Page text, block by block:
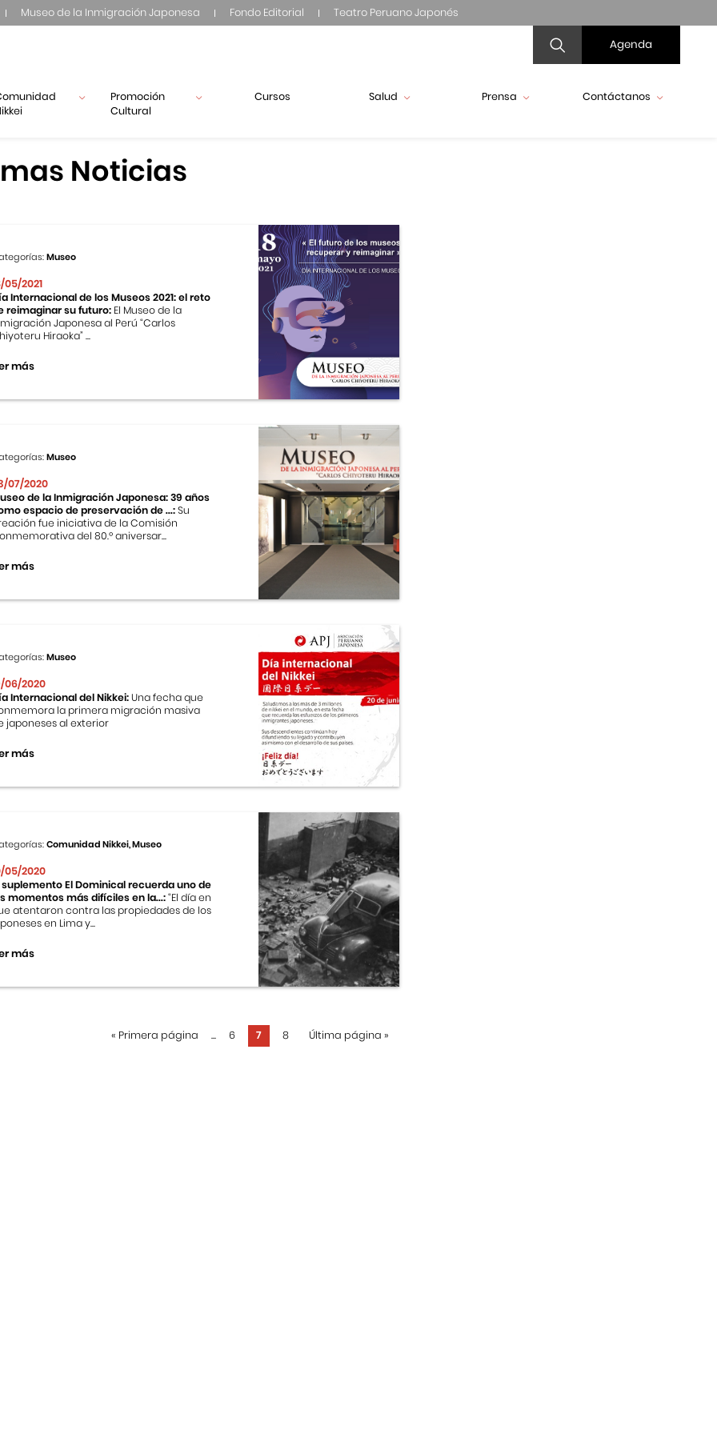
Museo de la Inmigración Japonesa Fondo Editorial Teatro Peruano Japonés
Agenda
Promoción
Cultural
Cursos Salud Prensa Contáctanos
Noticias
Museo
05/2021
Internacional de los Museos 2021: el reto
reimaginar su futuro: El Museo de la
Japonesa al Perú “Carlos
Hiraoka” ...
más
Museo
07/2020
de la Inmigración Japonesa: 39 años
espacio de preservación de ...:Su
fue iniciativa de la Comisión
del 80.º aniversar...
más
Museo
06/2020
Internacional del Nikkei:Una fecha que
la primera migración masiva
japoneses al exterior
más
Comunidad Nikkei, Museo
05/2020
suplemento El Dominical recuerda uno de
momentos más difíciles en la...:“El día en
atentaron contra las propiedades de los
en Lima y...
más
« Primera página ... 6 7 8 Última página »